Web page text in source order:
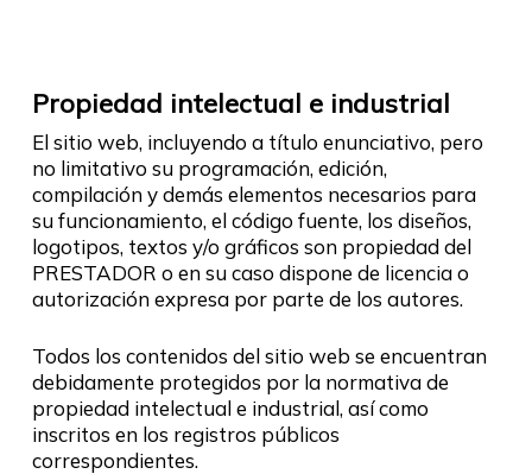
Propiedad intelectual e industrial
El sitio web, incluyendo a título enunciativo, pero
no limitativo su programación, edición,
compilación y demás elementos necesarios para
su funcionamiento, el código fuente, los diseños,
logotipos, textos y/o gráficos son propiedad del
PRESTADOR o en su caso dispone de licencia o
autorización expresa por parte de los autores.
Todos los contenidos del sitio web se encuentran
debidamente protegidos por la normativa de
propiedad intelectual e industrial, así como
inscritos en los registros públicos
correspondientes.